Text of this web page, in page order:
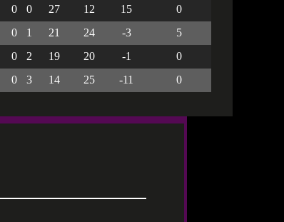
0 0 27 12 15
0
0 1 21 24 -3
5
0 2 19 20 -1
0
0 3 14 25 -11 0